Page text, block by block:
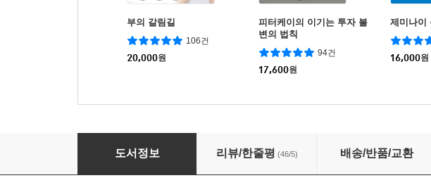
부의 갈림길
106건
20,000원
피터케이의 이기는 투자 불
변의 법칙
94건
17,600원
제미나이
16,000원
미스터 나카모토
도서정보 리뷰/한줄평 (46/5) 배송/반품/교환